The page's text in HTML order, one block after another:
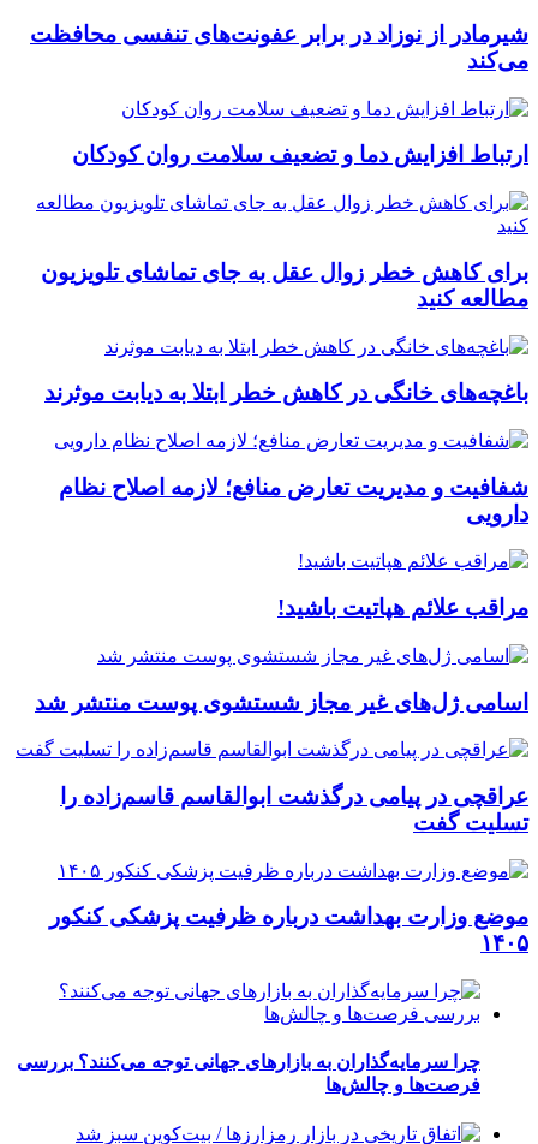
شیرمادر از نوزاد در برابر عفونت‌های تنفسی محافظت
می‌کند
ارتباط افزایش دما و تضعیف سلامت روان کودکان
برای کاهش خطر زوال عقل به جای تماشای تلویزیون
مطالعه کنید
باغچه‌های خانگی در کاهش خطر ابتلا به دیابت موثرند
شفافیت و مدیریت تعارض منافع؛ لازمه اصلاح نظام
دارویی
مراقب علائم هپاتیت باشید!
اسامی ژل‌های غیر مجاز شستشوی پوست منتشر شد
عراقچی در پیامی درگذشت ابوالقاسم قاسم‌زاده را
تسلیت گفت
موضع وزارت بهداشت درباره ظرفیت پزشکی کنکور
۱۴۰۵
چرا سرمایه‌گذاران به بازارهای جهانی توجه می‌کنند؟ بررسی
فرصت‌ها و چالش‌ها